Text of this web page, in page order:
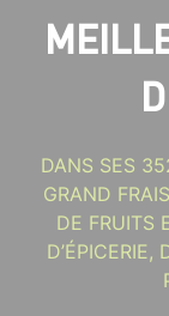
DANS SES
GRAND
DE FRUITS
D’ÉPICERIE,